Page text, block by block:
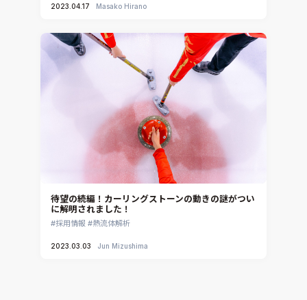
2023.04.17 Masako Hirano
待望の続編！カーリングストーンの動きの謎がつい
に解明されました！
採用情報 熱流体解析
2023.03.03 Jun Mizushima